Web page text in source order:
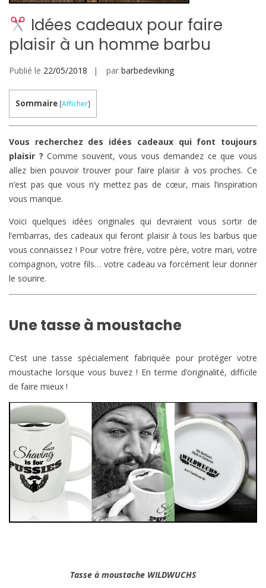
Idées cadeaux pour faire
plaisir à un homme barbu
Publié le 22/05/2018 par barbedeviking
Sommaire [Afficher]
Vous recherchez des idées cadeaux qui font toujours
plaisir ? Comme souvent, vous vous demandez ce que vous
allez bien pouvoir trouver pour faire plaisir à vos proches. Ce
n’est pas que vous n’y mettez pas de cœur, mais l’inspiration
vous manque.
Voici quelques idées originales qui devraient vous sortir de
l’embarras, des cadeaux qui feront plaisir à tous les barbus que
vous connaissez ! Pour votre frère, votre père, votre mari, votre
compagnon, votre fils… votre cadeau va forcément leur donner
le sourire.
Une tasse à moustache
C’est une tasse spécialement fabriquée pour protéger votre
moustache lorsque vous buvez ! En terme d’originalité, difficile
de faire mieux !
Tasse à moustache WILDWUCHS